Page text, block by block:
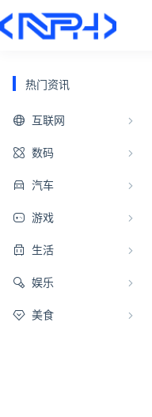
热门资讯
互联网
数码
汽车
游戏
生活
娱乐
美食